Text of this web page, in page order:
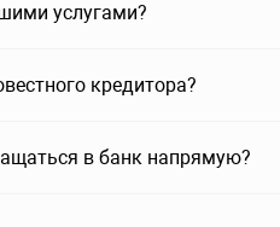
услугами?
кредитора?
в банк напрямую?